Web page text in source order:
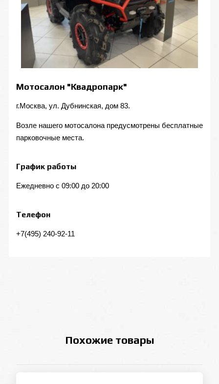
Мотосалон "Квадропарк"
г.Москва, ул. Дубнинская, дом 83.
Возле нашего мотосалона предусмотрены бесплатные
парковочные места.
График работы
Ежедневно с 09:00 до 20:00
Телефон
+7(495) 240-92-11
Похожие товары